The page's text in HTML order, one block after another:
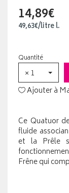
14,89€
49,63€/litrel.
Quantité
× 1
Ajouter à
Ce Quatuor
fluide
et la Prêle
Frêne qui